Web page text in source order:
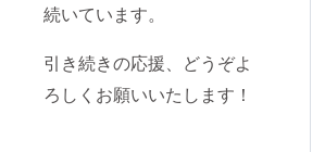
続いています。
引き続きの応援、どうぞよ
ろしくお願いいたします！